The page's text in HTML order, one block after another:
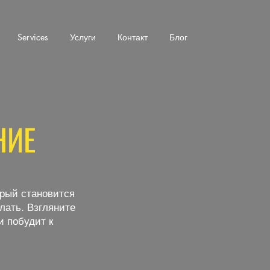
Services Услуги Контакт Блог
становится
Взгляните
побудит к